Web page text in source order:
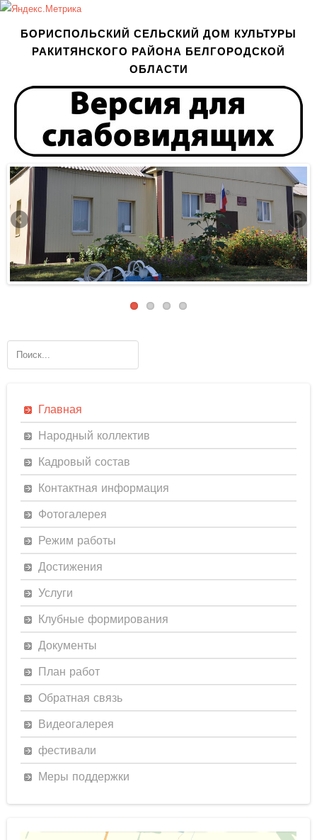
БОРИСПОЛЬСКИЙ СЕЛЬСКИЙ ДОМ КУЛЬТУРЫ
РАКИТЯНСКОГО РАЙОНА БЕЛГОРОДСКОЙ
ОБЛАСТИ
Главная
Народный коллектив
Кадровый состав
Контактная информация
Фотогалерея
Режим работы
Достижения
Услуги
Клубные формирования
Документы
План работ
Обратная связь
Видеогалерея
фестивали
Меры поддержки